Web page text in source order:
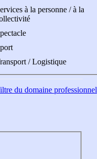
à la personne / à la
/ Logistique
du domaine professionnel